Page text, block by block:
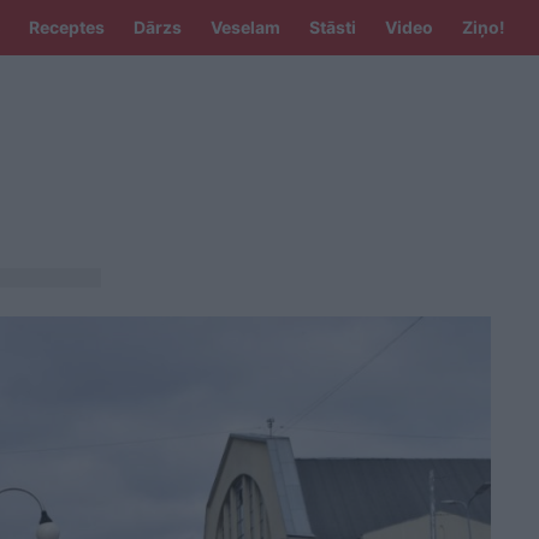
Receptes Dārzs Veselam Stāsti Video Ziņo!